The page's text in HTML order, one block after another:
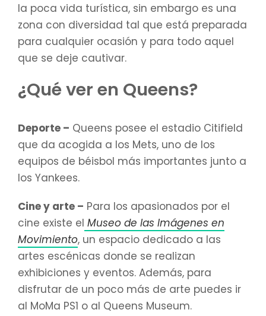
la poca vida turística, sin embargo es una
zona con diversidad tal que está preparada
para cualquier ocasión y para todo aquel
que se deje cautivar.
¿Qué ver en Queens?
Deporte – Queens posee el estadio Citifield
que da acogida a los Mets, uno de los
equipos de béisbol más importantes junto a
los Yankees.
Cine y arte – Para los apasionados por el
cine existe el Museo de las Imágenes en
Movimiento, un espacio dedicado a las
artes escénicas donde se realizan
exhibiciones y eventos. Además, para
disfrutar de un poco más de arte puedes ir
al MoMa PS1 o al Queens Museum.